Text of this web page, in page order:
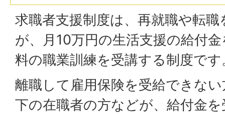
求職者支援制度は、再就職や転
が、月10万円の生活支援の給付
料の職業訓練を受講する制度です
離職して雇用保険を受給できな
下の在職者の方などが、給付金